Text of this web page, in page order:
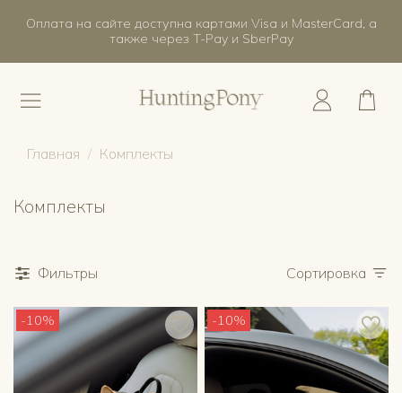
Оплата на сайте доступна картами Visa и MasterCard, а
также через T-Pay и SberPay
Главная Комплекты
Комплекты
Фильтры Сортировка
-10% -10%